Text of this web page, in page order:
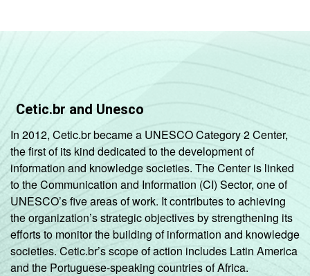
Cetic.br and Unesco
In 2012, Cetic.br became a UNESCO Category 2 Center,
the first of its kind dedicated to the development of
information and knowledge societies. The Center is linked
to the Communication and Information (CI) Sector, one of
UNESCO’s five areas of work. It contributes to achieving
the organization’s strategic objectives by strengthening its
efforts to monitor the building of information and knowledge
societies. Cetic.br’s scope of action includes Latin America
and the Portuguese-speaking countries of Africa.